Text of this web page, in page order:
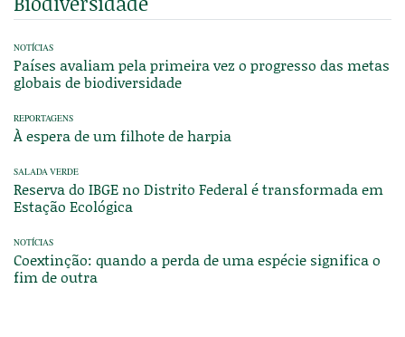
NOTÍCIAS
Países avaliam pela primeira vez o progresso das metas
globais de biodiversidade
REPORTAGENS
À espera de um filhote de harpia
SALADA VERDE
Reserva do IBGE no Distrito Federal é transformada em
Estação Ecológica
NOTÍCIAS
Coextinção: quando a perda de uma espécie significa o
fim de outra